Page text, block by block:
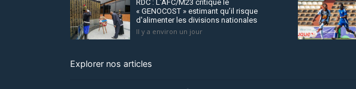
RDC : L’AFC/M23 critique le
« GENOCOST » estimant qu’il risque
d'alimenter les divisions nationales
Il y a environ un jour
Explorer nos articles